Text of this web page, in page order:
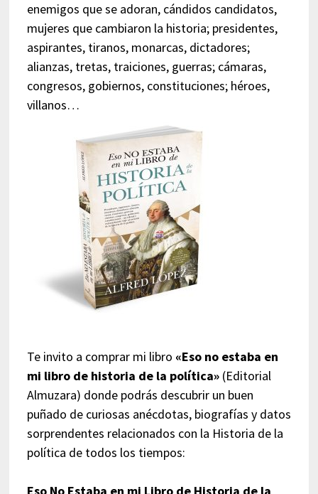
enemigos que se adoran, cándidos candidatos,
mujeres que cambiaron la historia; presidentes,
aspirantes, tiranos, monarcas, dictadores;
alianzas, tretas, traiciones, guerras; cámaras,
congresos, gobiernos, constituciones; héroes,
villanos…
Te invito a comprar mi libro «Eso no estaba en
mi libro de historia de la política»(Editorial
Almuzara) donde podrás descubrir un buen
puñado de curiosas anécdotas, biografías y datos
sorprendentes relacionados con la Historia de la
política de todos los tiempos: